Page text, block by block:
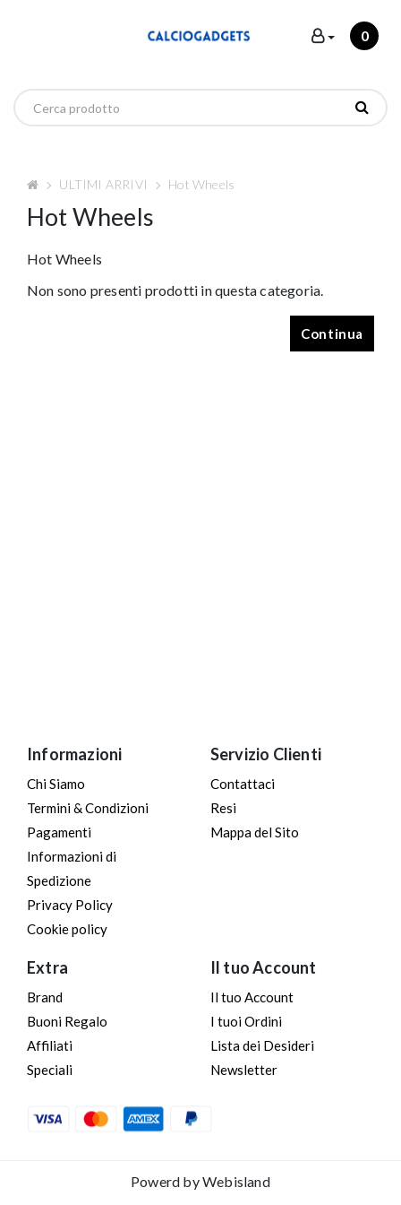
0
ULTIMI ARRIVI Hot Wheels
Hot Wheels
Hot Wheels
Non sono presenti prodotti in questa categoria.
Continua
Informazioni
Chi Siamo
Termini & Condizioni
Pagamenti
Informazioni di
Spedizione
Privacy Policy
Cookie policy
Servizio Clienti
Contattaci
Resi
Mappa del Sito
Extra
Brand
Buoni Regalo
Affiliati
Speciali
Il tuo Account
Il tuo Account
I tuoi Ordini
Lista dei Desideri
Newsletter
Powerd byWebisland